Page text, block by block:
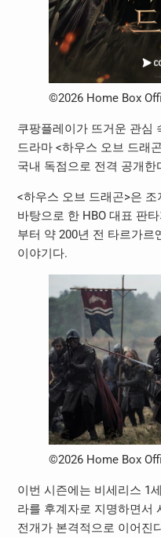
©2026 Home Box
쿠팡플레이가 뜨거운 관심
드라마 <하우스 오브 드래
국내 독점으로 전격 공개한
<하우스 오브 드래곤>은 조
바탕으로 한 HBO 대표 판
부터 약 200년 전 타르가르
이야기다.
©2026 Home Box
이번 시즌에는 비세리스 1
라를 후계자로 지명하면서
전개가 본격적으로 이어진